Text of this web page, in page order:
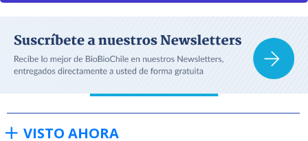
VISTO AHORA